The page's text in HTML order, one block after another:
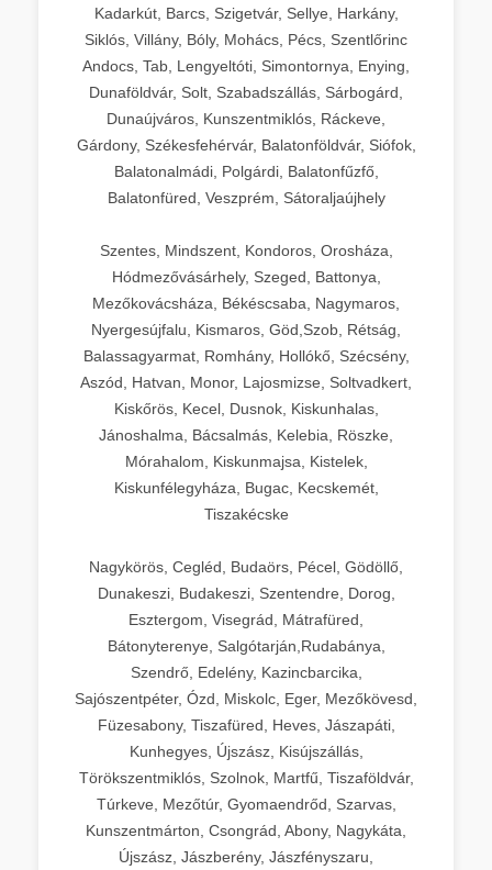
Kadarkút, Barcs, Szigetvár, Sellye, Harkány,
Siklós, Villány, Bóly, Mohács, Pécs, Szentlőrinc
Andocs, Tab, Lengyeltóti, Simontornya, Enying,
Dunaföldvár, Solt, Szabadszállás, Sárbogárd,
Dunaújváros, Kunszentmiklós, Ráckeve,
Gárdony, Székesfehérvár, Balatonföldvár, Siófok,
Balatonalmádi, Polgárdi, Balatonfűzfő,
Balatonfüred, Veszprém, Sátoraljaújhely
Szentes, Mindszent, Kondoros, Orosháza,
Hódmezővásárhely, Szeged, Battonya,
Mezőkovácsháza, Békéscsaba, Nagymaros,
Nyergesújfalu, Kismaros, Göd,Szob, Rétság,
Balassagyarmat, Romhány, Hollókő, Szécsény,
Aszód, Hatvan, Monor, Lajosmizse, Soltvadkert,
Kiskőrös, Kecel, Dusnok, Kiskunhalas,
Jánoshalma, Bácsalmás, Kelebia, Röszke,
Mórahalom, Kiskunmajsa, Kistelek,
Kiskunfélegyháza, Bugac, Kecskemét,
Tiszakécske
Nagykörös, Cegléd, Budaörs, Pécel, Gödöllő,
Dunakeszi, Budakeszi, Szentendre, Dorog,
Esztergom, Visegrád, Mátrafüred,
Bátonyterenye, Salgótarján,Rudabánya,
Szendrő, Edelény, Kazincbarcika,
Sajószentpéter, Ózd, Miskolc, Eger, Mezőkövesd,
Füzesabony, Tiszafüred, Heves, Jászapáti,
Kunhegyes, Újszász, Kisújszállás,
Törökszentmiklós, Szolnok, Martfű, Tiszaföldvár,
Túrkeve, Mezőtúr, Gyomaendrőd, Szarvas,
Kunszentmárton, Csongrád, Abony, Nagykáta,
Újszász, Jászberény, Jászfényszaru,